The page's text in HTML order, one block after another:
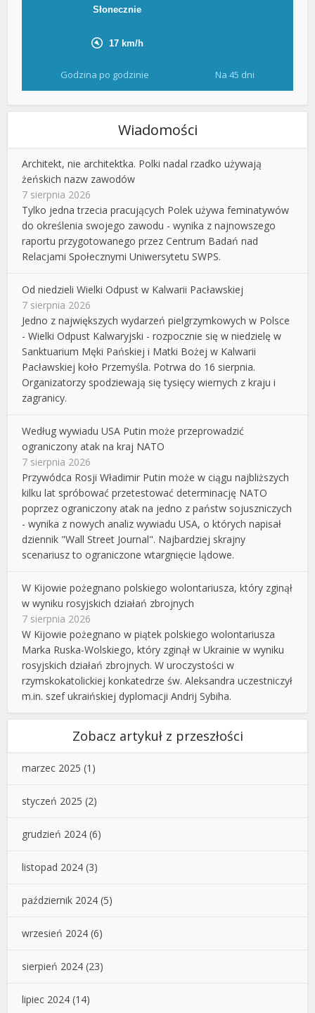
Godzina po godzinie Na 45 dni
Wiadomości
Architekt, nie architektka. Polki nadal rzadko używają
żeńskich nazw zawodów
7 sierpnia 2026
Tylko jedna trzecia pracujących Polek używa feminatywów
do określenia swojego zawodu - wynika z najnowszego
raportu przygotowanego przez Centrum Badań nad
Relacjami Społecznymi Uniwersytetu SWPS.
Od niedzieli Wielki Odpust w Kalwarii Pacławskiej
7 sierpnia 2026
Jedno z największych wydarzeń pielgrzymkowych w Polsce
- Wielki Odpust Kalwaryjski - rozpocznie się w niedzielę w
Sanktuarium Męki Pańskiej i Matki Bożej w Kalwarii
Pacławskiej koło Przemyśla. Potrwa do 16 sierpnia.
Organizatorzy spodziewają się tysięcy wiernych z kraju i
zagranicy.
Według wywiadu USA Putin może przeprowadzić
ograniczony atak na kraj NATO
7 sierpnia 2026
Przywódca Rosji Władimir Putin może w ciągu najbliższych
kilku lat spróbować przetestować determinację NATO
poprzez ograniczony atak na jedno z państw sojuszniczych
- wynika z nowych analiz wywiadu USA, o których napisał
dziennik "Wall Street Journal". Najbardziej skrajny
scenariusz to ograniczone wtargnięcie lądowe.
W Kijowie pożegnano polskiego wolontariusza, który zginął
w wyniku rosyjskich działań zbrojnych
7 sierpnia 2026
W Kijowie pożegnano w piątek polskiego wolontariusza
Marka Ruska-Wolskiego, który zginął w Ukrainie w wyniku
rosyjskich działań zbrojnych. W uroczystości w
rzymskokatolickiej konkatedrze św. Aleksandra uczestniczył
m.in. szef ukraińskiej dyplomacji Andrij Sybiha.
Zobacz artykuł z przeszłości
marzec 2025 (1)
styczeń 2025 (2)
grudzień 2024 (6)
listopad 2024 (3)
październik 2024 (5)
wrzesień 2024 (6)
sierpień 2024 (23)
lipiec 2024 (14)